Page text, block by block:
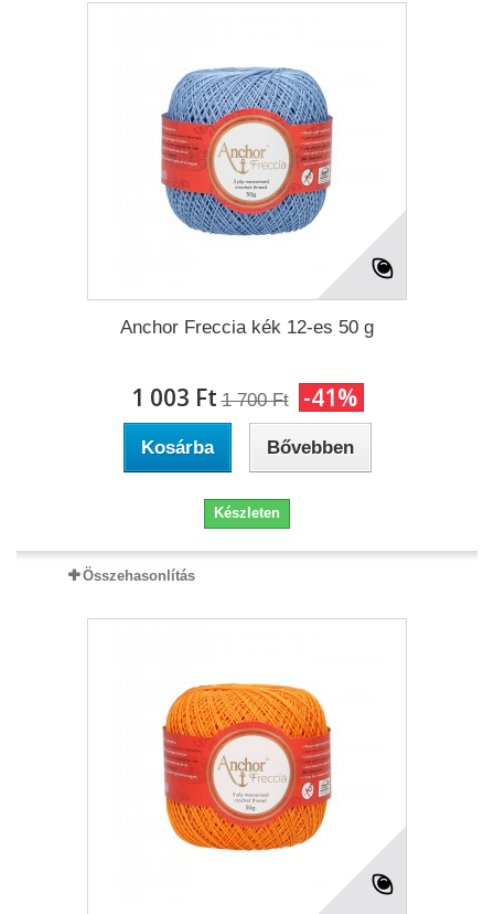
Anchor Freccia kék 12-es 50 g
1 003 Ft‎ 1 700 Ft‎ -41%
Kosárba Bővebben
Készleten
Összehasonlítás